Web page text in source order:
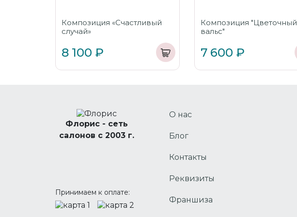
Композиция «Счастливый
случай»
8 100 ₽
Композиция "Цветочный
вальс"
7 600 ₽
Флорис - сеть
салонов с 2003 г.
Принимаем к оплате:
О нас
Блог
Контакты
Реквизиты
Франшиза